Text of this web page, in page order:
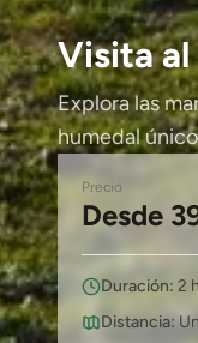
Visita al
Explora las
humedal
Precio
Desde
Duración: 2
Distancia: